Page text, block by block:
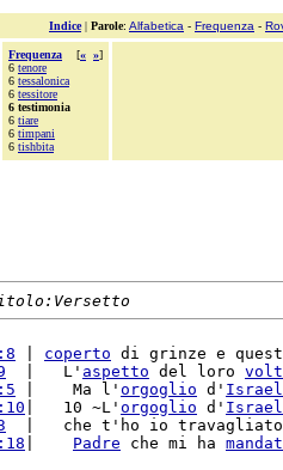
Indice| Parole: Alfabetica - Frequenza -
Frequenza [« »]
6 tenore
6 tessalonica
6 tessitore
6 testimonia
6 tiare
6 timpani
6 tishbita
coperto di grinze e
  |   L'
aspetto del loro
|    Ma l' orgoglio d'
|   10 ~L' orgoglio d'
|   che t'ho io
Padre che mi ha